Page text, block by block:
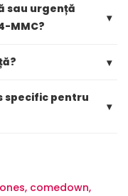
sau urgență
MMC?
▾
▾
specific pentru
▾
, comedown,